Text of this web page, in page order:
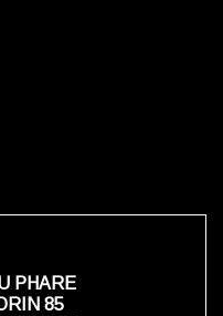
PHARE
85